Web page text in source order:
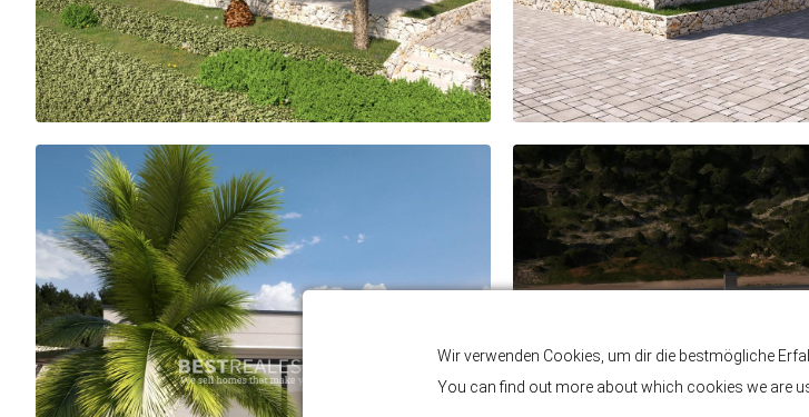
Wir verwenden Cookies, um dir die bestmögliche
You can find out more about which cookies we are